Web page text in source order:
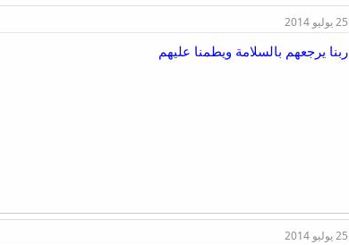
25 يوليو 2014
ربنا يرجعهم بالسلامة ويطمنا عليهم
25 يوليو 2014